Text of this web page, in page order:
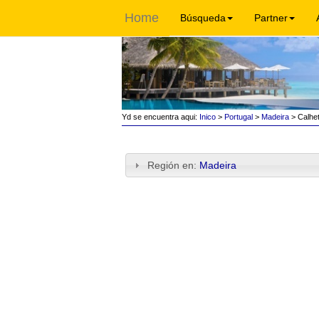
Home Búsqueda Partner
Yd se encuentra aqui: Inico> Portugal> Madeira>
Región en: Madeira